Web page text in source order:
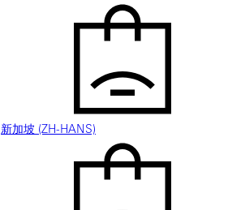
新加坡 (ZH-HANS)